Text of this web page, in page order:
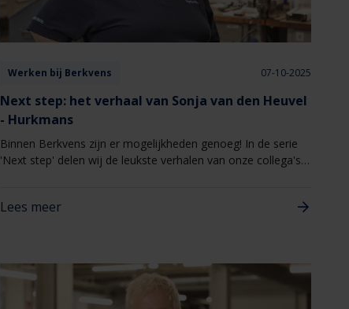
Werken bij Berkvens 07-10-2025
Next step: het verhaal van Sonja van den Heuvel
- Hurkmans
Binnen Berkvens zijn er mogelijkheden genoeg! In de serie
'Next step' delen wij de leukste verhalen van onze collega's
van den Heuvel - Hurkmans!
Lees meer